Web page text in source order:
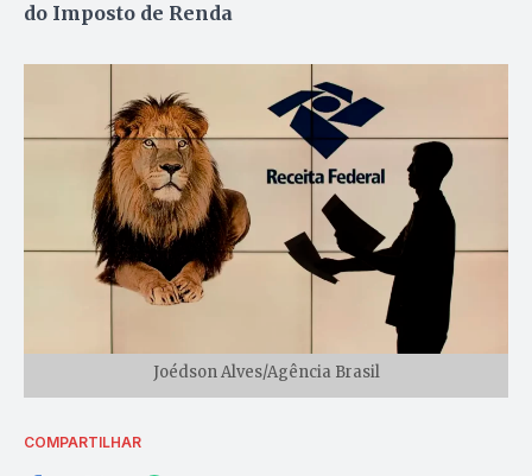
do Imposto de Renda
Joédson Alves/Agência Brasil
COMPARTILHAR